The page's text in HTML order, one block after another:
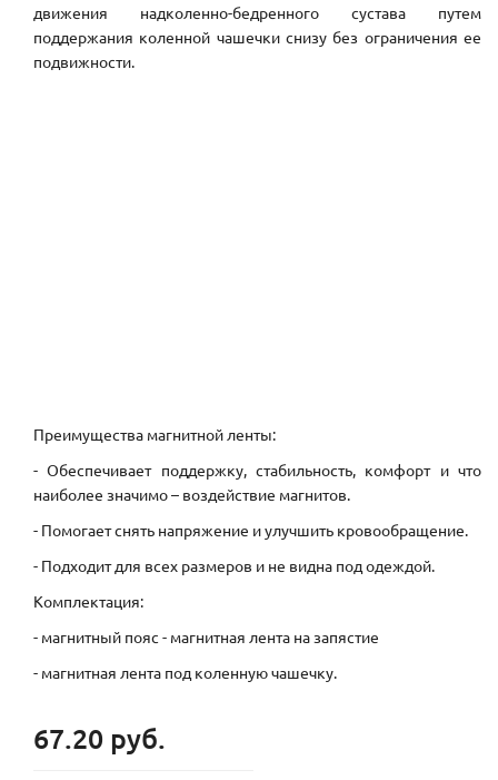
движения надколенно-бедренного сустава путем
поддержания коленной чашечки снизу без ограничения ее
подвижности.
Преимущества магнитной ленты:
- Обеспечивает поддержку, стабильность, комфорт и что
наиболее значимо – воздействие магнитов.
- Помогает cнять напряжение и улучшить кровообращение.
- Подходит для всех размеров и не видна под одеждой.
Комплектация:
- магнитный пояс - магнитная лента на запястие
- магнитная лента под коленную чашечку.
67.20 руб.